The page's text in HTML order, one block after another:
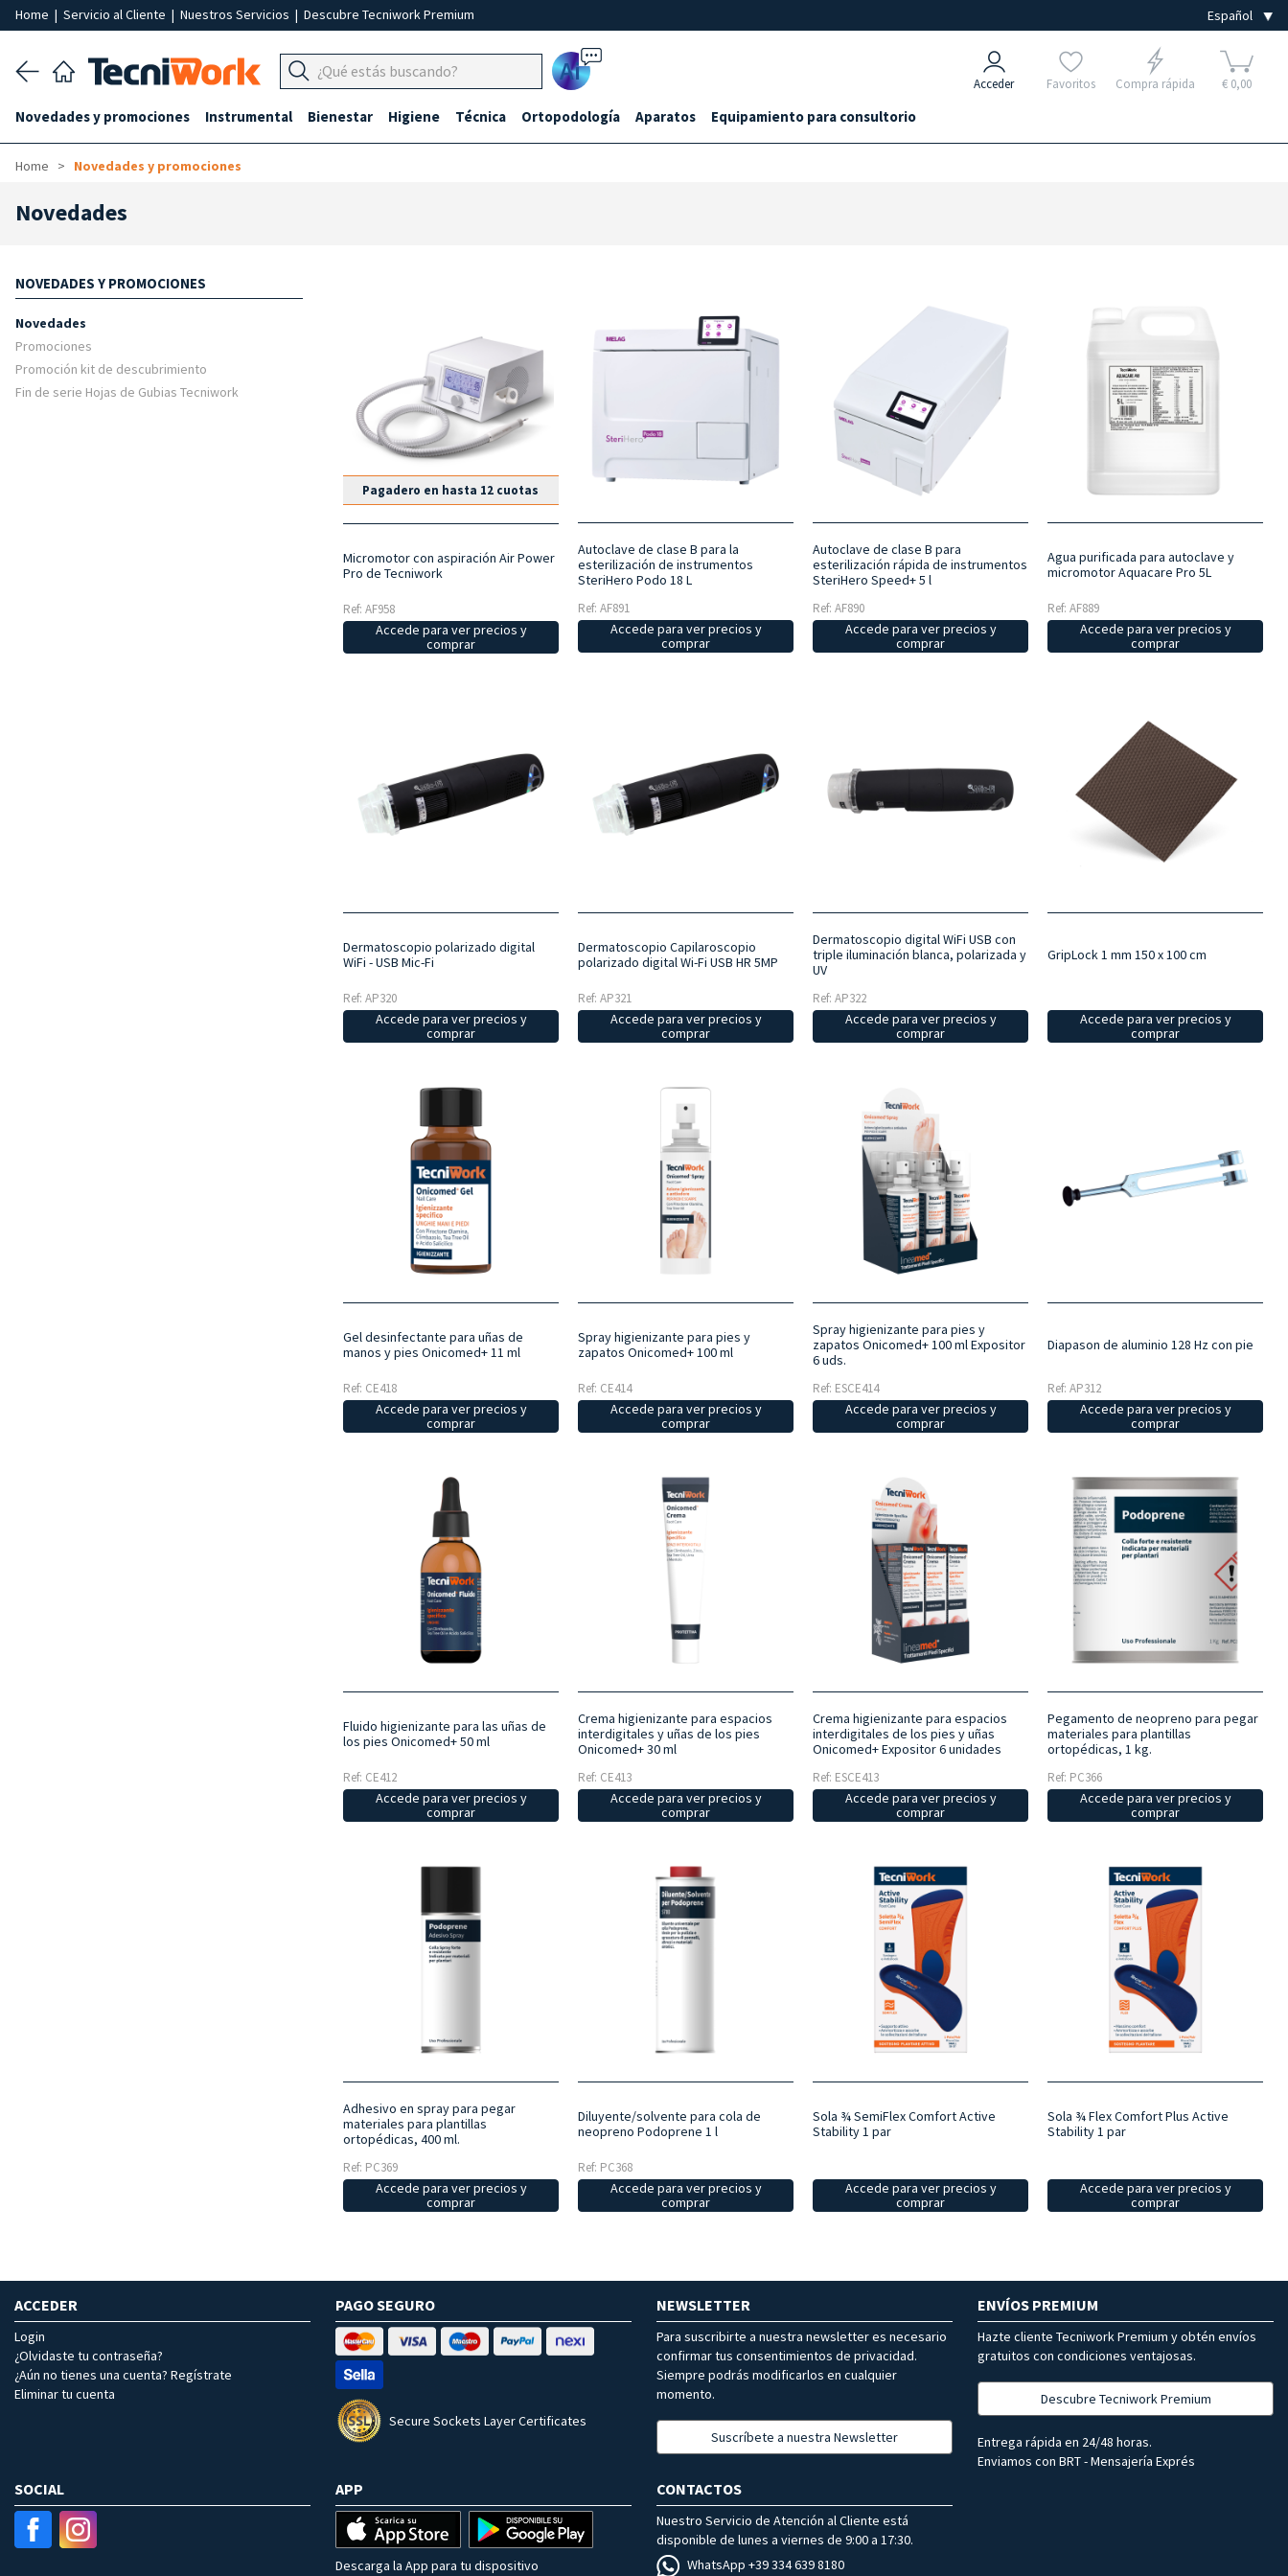
Home | Servicio al Cliente | Nuestros Servicios | Descubre Tecniwork Premium
Ai Acceder Favoritos Compra rápida € 0,00
Novedades y promociones Instrumental Bienestar Higiene Técnica Ortopodología Aparatos Equipamiento para consultorio
Home Novedades y promociones
Novedades
NOVEDADES Y PROMOCIONES
Novedades
Promociones
Promoción kit de descubrimiento
Fin de serie Hojas de Gubias Tecniwork
Pagadero en hasta 12 cuotas
Micromotor con aspiración Air Power
Pro de Tecniwork
Ref: AF958
Accede para ver precios y
comprar
Autoclave de clase B para la
esterilización de instrumentos
SteriHero Podo 18 L
Ref: AF891
Accede para ver precios y
comprar
Autoclave de clase B para
esterilización rápida de instrumentos
SteriHero Speed+ 5 l
Ref: AF890
Accede para ver precios y
comprar
Agua purificada para autoclave y
micromotor Aquacare Pro 5L
Ref: AF889
Accede para ver precios y
comprar
Dermatoscopio polarizado digital
WiFi - USB Mic-Fi
Ref: AP320
Accede para ver precios y
comprar
Dermatoscopio Capilaroscopio
polarizado digital Wi-Fi USB HR 5MP
Ref: AP321
Accede para ver precios y
comprar
Dermatoscopio digital WiFi USB con
triple iluminación blanca, polarizada y
UV
Ref: AP322
Accede para ver precios y
comprar
GripLock 1 mm 150 x 100 cm
Accede para ver precios y
comprar
Gel desinfectante para uñas de
manos y pies Onicomed+ 11 ml
Ref: CE418
Accede para ver precios y
comprar
Spray higienizante para pies y
zapatos Onicomed+ 100 ml
Ref: CE414
Accede para ver precios y
comprar
Spray higienizante para pies y
zapatos Onicomed+ 100 ml Expositor
6 uds.
Ref: ESCE414
Accede para ver precios y
comprar
Diapason de aluminio 128 Hz con pie
Ref: AP312
Accede para ver precios y
comprar
Fluido higienizante para las uñas de
los pies Onicomed+ 50 ml
Ref: CE412
Accede para ver precios y
comprar
Crema higienizante para espacios
interdigitales y uñas de los pies
Onicomed+ 30 ml
Ref: CE413
Accede para ver precios y
comprar
Crema higienizante para espacios
interdigitales de los pies y uñas
Onicomed+ Expositor 6 unidades
Ref: ESCE413
Accede para ver precios y
comprar
Pegamento de neopreno para pegar
materiales para plantillas
ortopédicas, 1 kg.
Ref: PC366
Accede para ver precios y
comprar
Adhesivo en spray para pegar
materiales para plantillas
ortopédicas, 400 ml.
Ref: PC369
Accede para ver precios y
comprar
Diluyente/solvente para cola de
neopreno Podoprene 1 l
Ref: PC368
Accede para ver precios y
comprar
Sola ¾ SemiFlex Comfort Active
Stability 1 par
Accede para ver precios y
comprar
Sola ¾ Flex Comfort Plus Active
Stability 1 par
Accede para ver precios y
comprar
ACCEDER
Login
¿Olvidaste tu contraseña?
¿Aún no tienes una cuenta? Regístrate
Eliminar tu cuenta
PAGO SEGURO
Secure Sockets Layer Certificates
NEWSLETTER
Para suscribirte a nuestra newsletter es necesario
confirmar tus consentimientos de privacidad.
Siempre podrás modificarlos en cualquier
momento.
Suscríbete a nuestra Newsletter
ENVÍOS PREMIUM
Hazte cliente Tecniwork Premium y obtén envíos
gratuitos con condiciones ventajosas.
Descubre Tecniwork Premium
Entrega rápida en 24/48 horas.
Enviamos con BRT - Mensajería Exprés
SOCIAL APP
Descarga la App para tu dispositivo
CONTACTOS
Nuestro Servicio de Atención al Cliente está
disponible de lunes a viernes de 9:00 a 17:30.
WhatsApp +39 334 639 8180